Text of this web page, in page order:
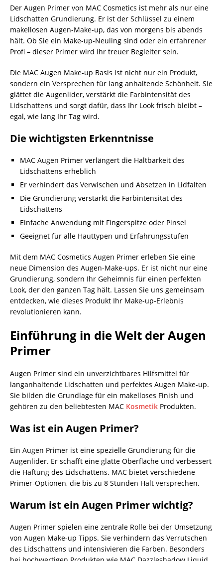
Der Augen Primer von MAC Cosmetics ist mehr als nur eine
Lidschatten Grundierung. Er ist der Schlüssel zu einem
makellosen Augen-Make-up, das von morgens bis abends
hält. Ob Sie ein Make-up-Neuling sind oder ein erfahrener
Profi – dieser Primer wird Ihr treuer Begleiter sein.
Die MAC Augen Make-up Basis ist nicht nur ein Produkt,
sondern ein Versprechen für lang anhaltende Schönheit. Sie
glättet die Augenlider, verstärkt die Farbintensität des
Lidschattens und sorgt dafür, dass Ihr Look frisch bleibt –
egal, wie lang Ihr Tag wird.
Die wichtigsten Erkenntnisse
MAC Augen Primer verlängert die Haltbarkeit des
Lidschattens erheblich
Er verhindert das Verwischen und Absetzen in Lidfalten
Die Grundierung verstärkt die Farbintensität des
Lidschattens
Einfache Anwendung mit Fingerspitze oder Pinsel
Geeignet für alle Hauttypen und Erfahrungsstufen
Mit dem MAC Cosmetics Augen Primer erleben Sie eine
neue Dimension des Augen-Make-ups. Er ist nicht nur eine
Grundierung, sondern Ihr Geheimnis für einen perfekten
Look, der den ganzen Tag hält. Lassen Sie uns gemeinsam
entdecken, wie dieses Produkt Ihr Make-up-Erlebnis
revolutionieren kann.
Einführung in die Welt der Augen
Primer
Augen Primer sind ein unverzichtbares Hilfsmittel für
langanhaltende Lidschatten und perfektes Augen Make-up.
Sie bilden die Grundlage für ein makelloses Finish und
gehören zu den beliebtesten MAC Kosmetik Produkten.
Was ist ein Augen Primer?
Ein Augen Primer ist eine spezielle Grundierung für die
Augenlider. Er schafft eine glatte Oberfläche und verbessert
die Haftung des Lidschattens. MAC bietet verschiedene
Primer-Optionen, die bis zu 8 Stunden Halt versprechen.
Warum ist ein Augen Primer wichtig?
Augen Primer spielen eine zentrale Rolle bei der Umsetzung
von Augen Make-up Tipps. Sie verhindern das Verrutschen
des Lidschattens und intensivieren die Farben. Besonders